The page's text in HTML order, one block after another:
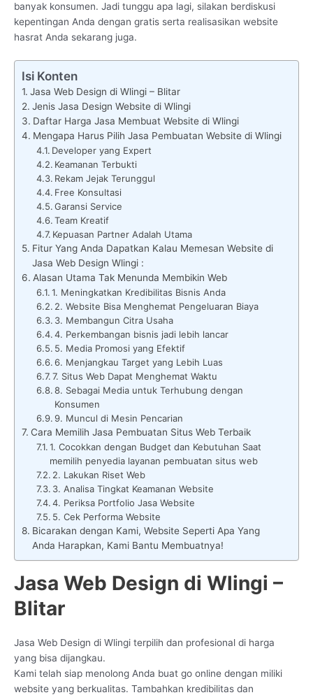
banyak konsumen. Jadi tunggu apa lagi, silakan berdiskusi
kepentingan Anda dengan gratis serta realisasikan website
hasrat Anda sekarang juga.
Isi Konten
Jasa Web Design di Wlingi – Blitar
Jenis Jasa Design Website di Wlingi
Daftar Harga Jasa Membuat Website di Wlingi
Mengapa Harus Pilih Jasa Pembuatan Website di Wlingi
Developer yang Expert
Keamanan Terbukti
Rekam Jejak Terunggul
Free Konsultasi
Garansi Service
Team Kreatif
Kepuasan Partner Adalah Utama
Fitur Yang Anda Dapatkan Kalau Memesan Website di
Jasa Web Design Wlingi :
Alasan Utama Tak Menunda Membikin Web
1. Meningkatkan Kredibilitas Bisnis Anda
2. Website Bisa Menghemat Pengeluaran Biaya
3. Membangun Citra Usaha
4. Perkembangan bisnis jadi lebih lancar
5. Media Promosi yang Efektif
6. Menjangkau Target yang Lebih Luas
7. Situs Web Dapat Menghemat Waktu
8. Sebagai Media untuk Terhubung dengan
Konsumen
9. Muncul di Mesin Pencarian
Cara Memilih Jasa Pembuatan Situs Web Terbaik
1. Cocokkan dengan Budget dan Kebutuhan Saat
memilih penyedia layanan pembuatan situs web
2. Lakukan Riset Web
3. Analisa Tingkat Keamanan Website
4. Periksa Portfolio Jasa Website
5. Cek Performa Website
Bicarakan dengan Kami, Website Seperti Apa Yang
Anda Harapkan, Kami Bantu Membuatnya!
Jasa Web Design di Wlingi –
Blitar
Jasa Web Design di Wlingi terpilih dan profesional di harga
yang bisa dijangkau.
Kami telah siap menolong Anda buat go online dengan miliki
website yang berkualitas. Tambahkan kredibilitas dan